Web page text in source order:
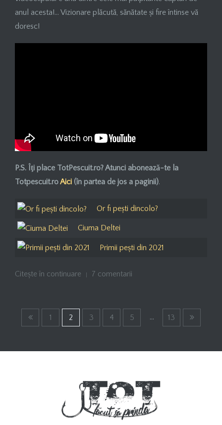
anul acesta!… Vizionare plăcută, sănătate și fire întinse vă
doresc!
P.S. Îţi place TotPescuit.ro? Atunci abonează-te la
Totpescuit.roAici (în partea de jos a paginii).
Or fi pești dincolo?
Ciuma Deltei
Primii pești din 2021
Citește în continuare 7 comentarii
1 2 3 4 5 ... 13